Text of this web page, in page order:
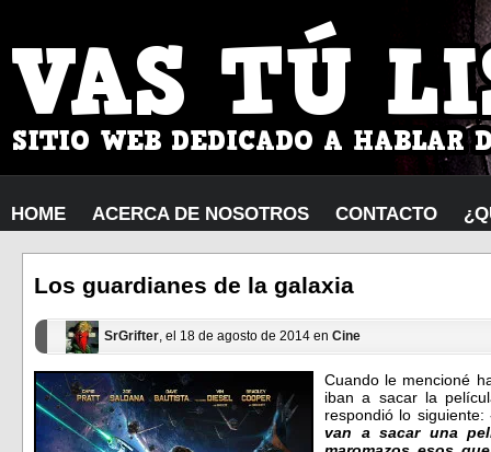
HOME ACERCA DE NOSOTROS CONTACTO
Los guardianes de la galaxia
SrGrifter, el 18 de agosto de 2014 en Cine
Cuando le mencioné
iban a sacar la
respondió lo siguiente:
van a sacar una